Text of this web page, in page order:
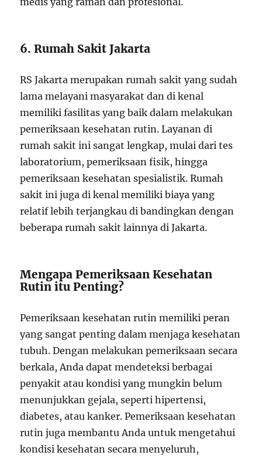
6. Rumah Sakit Jakarta
RS Jakarta merupakan rumah sakit yang sudah
lama melayani masyarakat dan di kenal
memiliki fasilitas yang baik dalam melakukan
pemeriksaan kesehatan rutin. Layanan di
rumah sakit ini sangat lengkap, mulai dari tes
laboratorium, pemeriksaan fisik, hingga
pemeriksaan kesehatan spesialistik. Rumah
sakit ini juga di kenal memiliki biaya yang
relatif lebih terjangkau di bandingkan dengan
beberapa rumah sakit lainnya di Jakarta.
Mengapa Pemeriksaan Kesehatan
Rutin itu Penting?
Pemeriksaan kesehatan rutin memiliki peran
yang sangat penting dalam menjaga kesehatan
tubuh. Dengan melakukan pemeriksaan secara
berkala, Anda dapat mendeteksi berbagai
penyakit atau kondisi yang mungkin belum
menunjukkan gejala, seperti hipertensi,
diabetes, atau kanker. Pemeriksaan kesehatan
rutin juga membantu Anda untuk mengetahui
kondisi kesehatan secara menyeluruh,